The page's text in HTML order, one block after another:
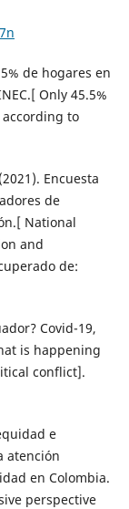
de hogares en
Only 45.5%
to
Encuesta
de
National
and
de:
Covid-19,
is happening
conflict].
e
atención
en Colombia.
perspective